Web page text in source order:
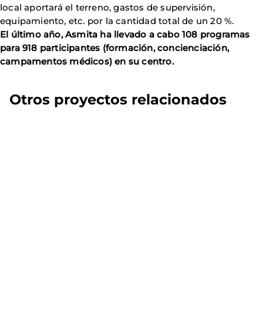
local aportará el terreno, gastos de supervisión,
equipamiento, etc. por la cantidad total de un 20 %.
El último año, Asmita ha llevado a cabo 108 programas
para 918 participantes (formación, concienciación,
campamentos médicos) en su centro.
Otros proyectos relacionados